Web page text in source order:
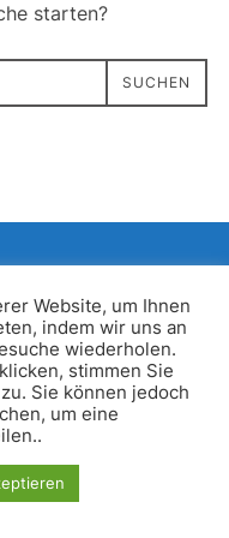
starten?
SUCHEN
von WPZOOM
Website, um Ihnen
indem wir uns an
wiederholen.
stimmen Sie
Sie können jedoch
um eine